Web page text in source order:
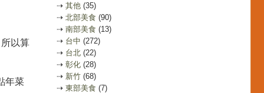
以算
年菜
⇢ 其他 (35)
⇢ 北部美食 (90)
⇢ 南部美食 (13)
⇢ 台中 (272)
⇢ 台北 (22)
⇢ 彰化 (28)
⇢ 新竹 (68)
⇢ 東部美食 (7)